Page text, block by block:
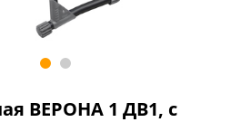
ВЕРОНА 1 ДВ1, с